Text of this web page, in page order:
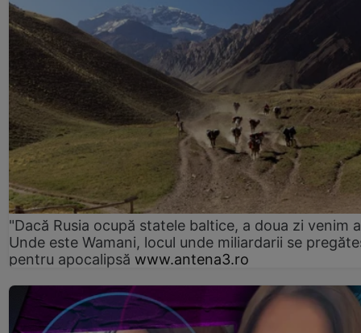
"Dacă Rusia ocupă statele baltice, a doua zi venim
Unde este Wamani, locul unde miliardarii se
pentru apocalipsă www.antena3.ro